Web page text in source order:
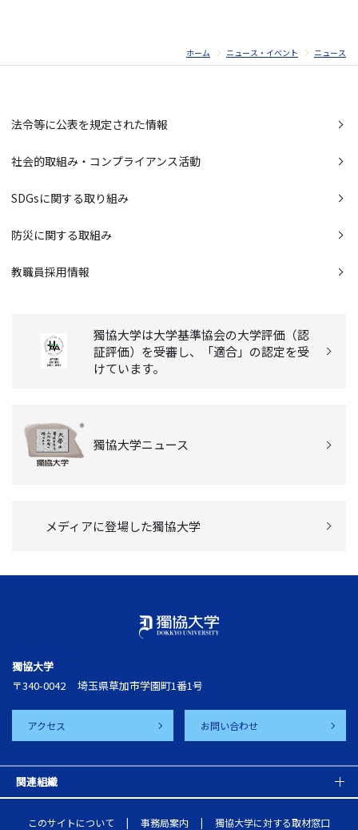
ホーム ニュース・イベント ニュース
法令等に公表を規定された情報
社会的取組み・コンプライアンス活動
SDGsに関する取り組み
防災に関する取組み
教職員採用情報
獨協大学は大学基準協会の大学評価（認
証評価）を受審し、「適合」の認定を受
けています。
獨協大学ニュース
メディアに登場した獨協大学
獨協大学
〒340-0042
埼玉県草加市学園町1番1号
アクセス お問い合わせ
関連組織
このサイトについて 事務局案内 獨協大学に対する取材窓口